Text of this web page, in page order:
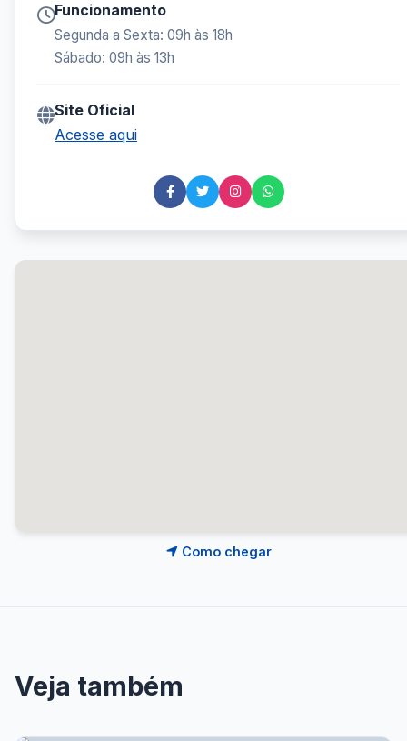
Funcionamento
Segunda a Sexta: 09h às 18h
Sábado: 09h às 13h
Site Oficial
Acesse aqui
Como chegar
Veja também